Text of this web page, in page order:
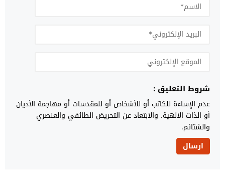
شروط التعليق :
عدم الإساءة للكاتب أو للأشخاص أو للمقدسات أو مهاجمة الأديان
أو الذات الالهية. والابتعاد عن التحريض الطائفي والعنصري
والشتائم.